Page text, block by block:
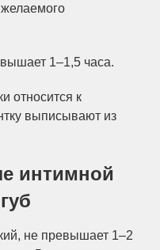
1–1,5 часа.
относится к
выписывают из
интимной
не превышает 1–2